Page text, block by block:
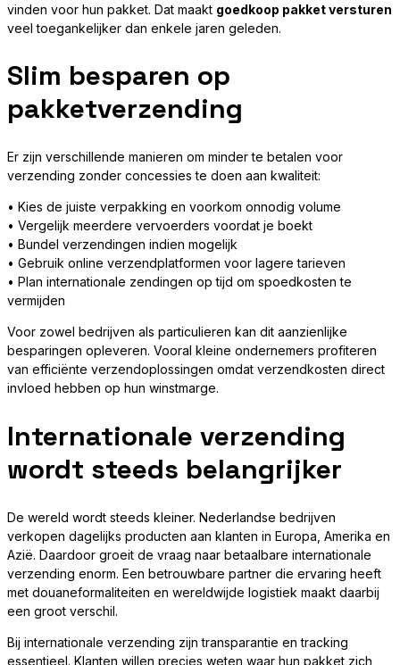
vinden voor hun pakket. Dat maakt goedkoop pakket versturen
veel toegankelijker dan enkele jaren geleden.
Slim besparen op
pakketverzending
Er zijn verschillende manieren om minder te betalen voor
verzending zonder concessies te doen aan kwaliteit:
• Kies de juiste verpakking en voorkom onnodig volume
• Vergelijk meerdere vervoerders voordat je boekt
• Bundel verzendingen indien mogelijk
• Gebruik online verzendplatformen voor lagere tarieven
• Plan internationale zendingen op tijd om spoedkosten te
vermijden
Voor zowel bedrijven als particulieren kan dit aanzienlijke
besparingen opleveren. Vooral kleine ondernemers profiteren
van efficiënte verzendoplossingen omdat verzendkosten direct
invloed hebben op hun winstmarge.
Internationale verzending
wordt steeds belangrijker
De wereld wordt steeds kleiner. Nederlandse bedrijven
verkopen dagelijks producten aan klanten in Europa, Amerika en
Azië. Daardoor groeit de vraag naar betaalbare internationale
verzending enorm. Een betrouwbare partner die ervaring heeft
met douaneformaliteiten en wereldwijde logistiek maakt daarbij
een groot verschil.
Bij internationale verzending zijn transparantie en tracking
essentieel. Klanten willen precies weten waar hun pakket zich